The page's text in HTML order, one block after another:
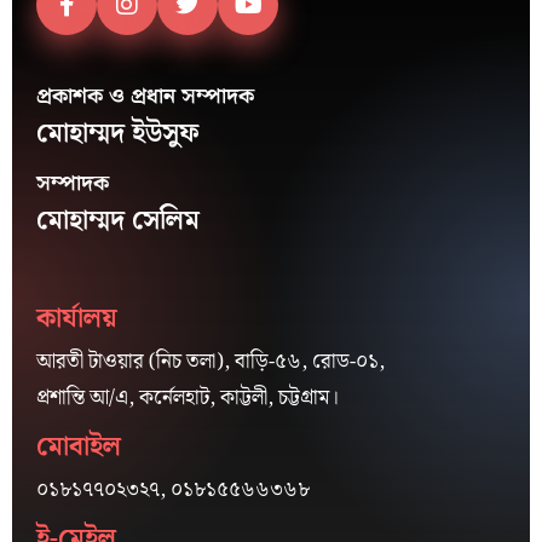
প্রকাশক ও প্রধান সম্পাদক
মোহাম্মদ ইউসুফ
সম্পাদক
মোহাম্মদ সেলিম
কার্যালয়
আরতী টাওয়ার (নিচ তলা), বাড়ি-৫৬, রোড-০১,
প্রশান্তি আ/এ, কর্নেলহাট, কাট্টলী, চট্টগ্রাম।
মোবাইল
০১৮১৭৭০২৩২৭, ০১৮১৫৫৬৬৩৬৮